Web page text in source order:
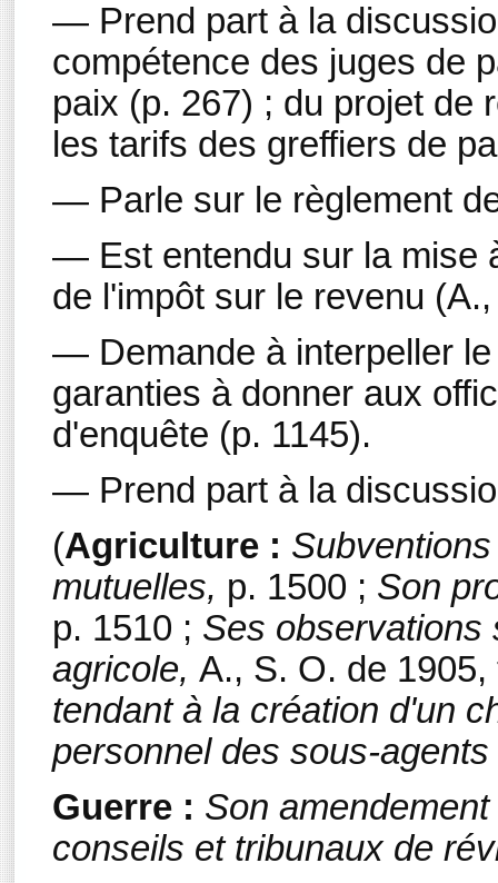
— Prend part à la
compétence des juges de
paix (p. 267) ; du projet de
les tarifs des greffiers de
— Parle sur le règlement
— Est entendu sur la mise
de l'impôt sur le revenu
— Demande à interpeller
garanties à donner aux
d'enquête (p. 1145).
— Prend part à la
(Agriculture :
mutuelles, p. 1500 ; Son
p. 1510 ; Ses observations
agricole, A., S. O. de
tendant à la création d'un
personnel des sous-
Guerre : Son
conseils et tribunaux de